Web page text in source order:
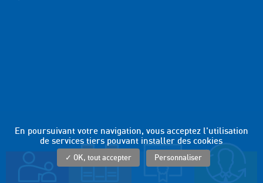
En poursuivant votre navigation, vous acceptez l'utilisation
de services tiers pouvant installer des cookies
✓ OK, tout accepter Personnaliser